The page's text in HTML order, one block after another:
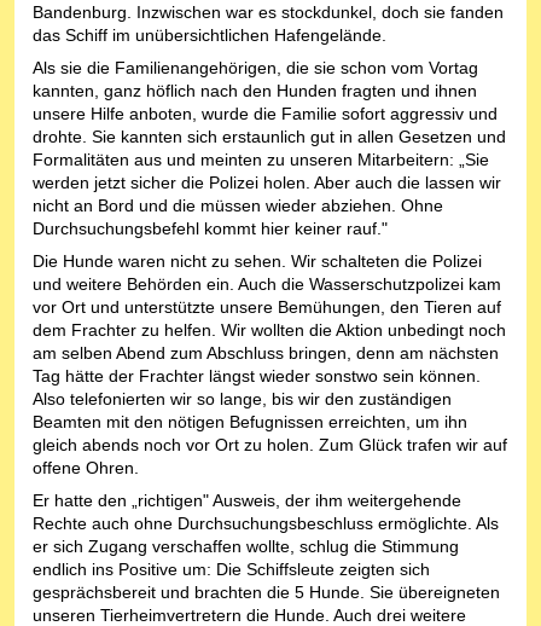
Bandenburg. Inzwischen war es stockdunkel, doch sie fanden
das Schiff im unübersichtlichen Hafengelände.
Als sie die Familienangehörigen, die sie schon vom Vortag
kannten, ganz höflich nach den Hunden fragten und ihnen
unsere Hilfe anboten, wurde die Familie sofort aggressiv und
drohte. Sie kannten sich erstaunlich gut in allen Gesetzen und
Formalitäten aus und meinten zu unseren Mitarbeitern: „Sie
werden jetzt sicher die Polizei holen. Aber auch die lassen wir
nicht an Bord und die müssen wieder abziehen. Ohne
Durchsuchungsbefehl kommt hier keiner rauf."
Die Hunde waren nicht zu sehen. Wir schalteten die Polizei
und weitere Behörden ein. Auch die Wasserschutzpolizei kam
vor Ort und unterstützte unsere Bemühungen, den Tieren auf
dem Frachter zu helfen. Wir wollten die Aktion unbedingt noch
am selben Abend zum Abschluss bringen, denn am nächsten
Tag hätte der Frachter längst wieder sonstwo sein können.
Also telefonierten wir so lange, bis wir den zuständigen
Beamten mit den nötigen Befugnissen erreichten, um ihn
gleich abends noch vor Ort zu holen. Zum Glück trafen wir auf
offene Ohren.
Er hatte den „richtigen" Ausweis, der ihm weitergehende
Rechte auch ohne Durchsuchungsbeschluss ermöglichte. Als
er sich Zugang verschaffen wollte, schlug die Stimmung
endlich ins Positive um: Die Schiffsleute zeigten sich
gesprächsbereit und brachten die 5 Hunde. Sie übereigneten
unseren Tierheimvertretern die Hunde. Auch drei weitere